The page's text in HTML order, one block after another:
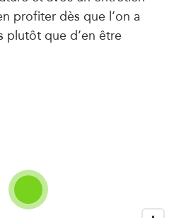
profiter dès que l’on a
plutôt que d’en être